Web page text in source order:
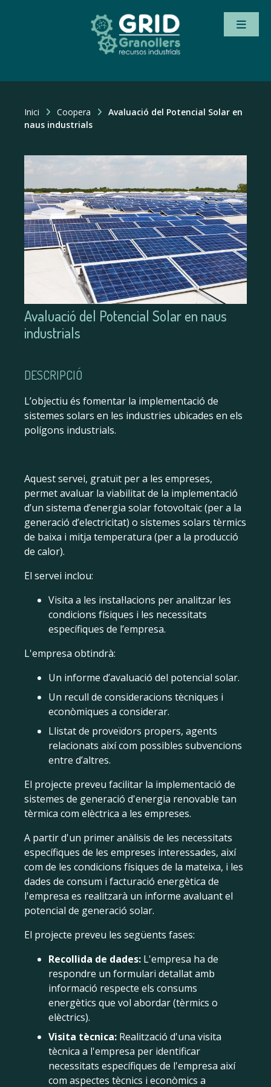
Inici Coopera
Avaluació del Potencial Solar en
naus industrials
Avaluació del Potencial Solar en naus
industrials
DESCRIPCIÓ
L’objectiu és fomentar la implementació de
sistemes solars en les industries ubicades en els
polígons industrials.
Aquest servei, gratuït per a les empreses,
permet avaluar la viabilitat de la implementació
d’un sistema d’energia solar fotovoltaic (per a la
generació d’electricitat) o sistemes solars tèrmics
de baixa i mitja temperatura (per a la producció
de calor).
El servei inclou:
Visita a les instal·lacions per analitzar les
condicions físiques i les necessitats
específiques de l’empresa.
L'empresa obtindrà:
Un informe d’avaluació del potencial solar.
Un recull de consideracions tècniques i
econòmiques a considerar.
Llistat de proveïdors propers, agents
relacionats així com possibles subvencions
entre d’altres.
El projecte preveu facilitar la implementació de
sistemes de generació d'energia renovable tan
tèrmica com elèctrica a les empreses.
A partir d'un primer anàlisis de les necessitats
específiques de les empreses interessades, així
com de les condicions físiques de la mateixa, i les
dades de consum i facturació energètica de
l'empresa es realitzarà un informe avaluant el
potencial de generació solar.
El projecte preveu les següents fases:
Recollida de dades: L'empresa ha de
respondre un formulari detallat amb
informació respecte els consums
energètics que vol abordar (tèrmics o
elèctrics).
Visita tècnica: Realització d'una visita
tècnica a l'empresa per identificar
necessitats específiques de l'empresa així
com aspectes tècnics i econòmics a